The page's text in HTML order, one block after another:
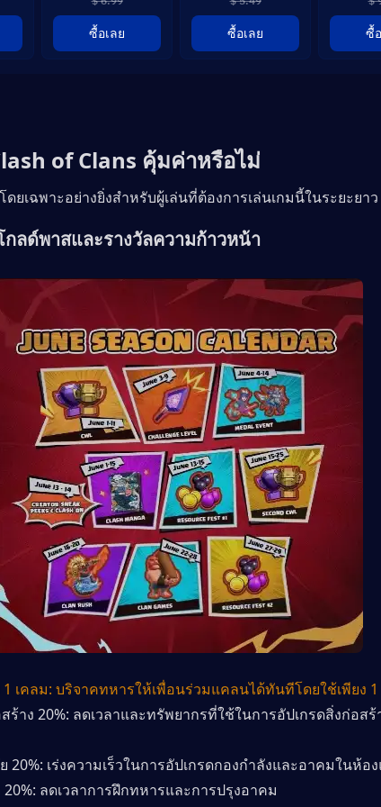
ซื้อเลย ซื้อเลย ซื้
of Clans คุ้มค่าหรือไม่
ยเฉพาะอย่างยิ่งสำหรับผู้เล่นที่ต้องการเล่นเกมนี้ในระยะยาว
ลด์พาสและรางวัลความก้าวหน้า
เคลม: บริจาคทหารให้เพื่อนร่วมแคลนได้ทันทีโดยใช้เพียง 1
ร้าง 20%: ลดเวลาและทรัพยากรที่ใช้ในการอัปเกรดสิ่งก่อสร้
20%: เร่งความเร็วในการอัปเกรดกองกำลังและอาคมในห้อ
ลดเวลาการฝึกทหารและการปรุงอาคม